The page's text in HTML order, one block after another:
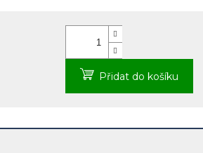
Přidat do košíku